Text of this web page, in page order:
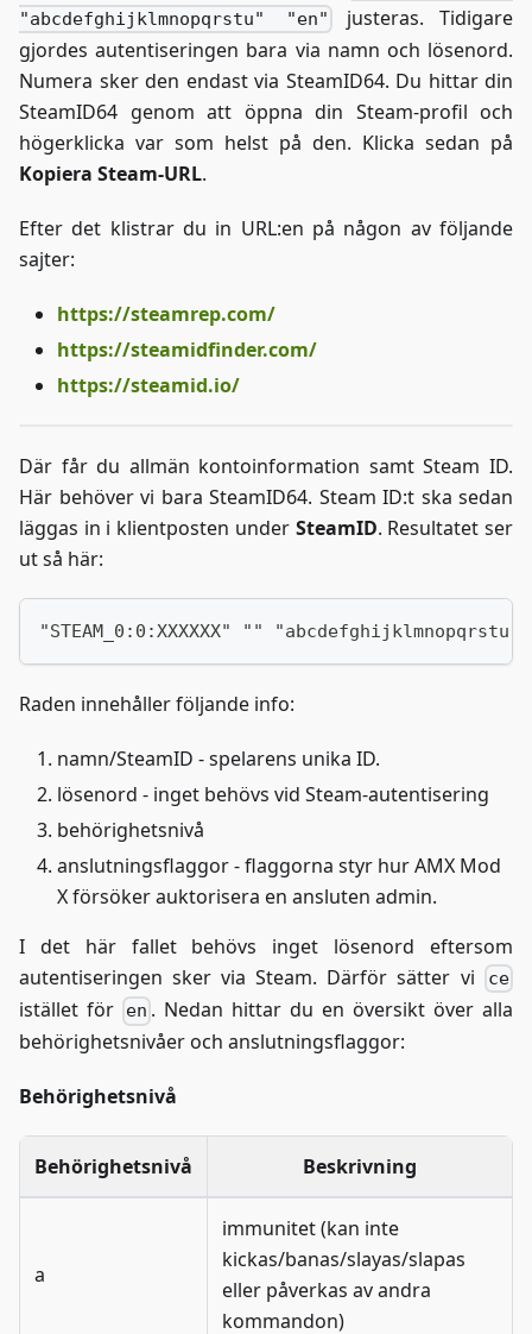
"abcdefghijklmnopqrstu" "en" justeras. Tidigare
gjordes autentiseringen bara via namn och lösenord.
Numera sker den endast via SteamID64. Du hittar din
SteamID64 genom att öppna din Steam-profil och
högerklicka var som helst på den. Klicka sedan på
Kopiera Steam-URL.
Efter det klistrar du in URL:en på någon av följande
sajter:
https://steamrep.com/
https://steamidfinder.com/
https://steamid.io/
Där får du allmän kontoinformation samt Steam ID.
Här behöver vi bara SteamID64. Steam ID:t ska sedan
läggas in i klientposten under SteamID. Resultatet ser
ut så här:
"STEAM_0:0:XXXXXX" ""
Raden innehåller följande info:
namn/SteamID - spelarens unika ID.
lösenord - inget behövs vid Steam-autentisering
behörighetsnivå
anslutningsflaggor - flaggorna styr hur AMX Mod
X försöker auktorisera en ansluten admin.
I det här fallet behövs inget lösenord eftersom
autentiseringen sker via Steam. Därför sätter vi
ce
istället för en . Nedan hittar du en översikt över alla
behörighetsnivåer och anslutningsflaggor:
Behörighetsnivå
Behörighetsnivå Beskrivning
a
immunitet (kan inte
kickas/banas/slayas/slapas
eller påverkas av andra
kommandon)